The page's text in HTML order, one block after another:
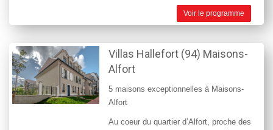
Voir le programme
Villas Hallefort (94) Maisons-
Alfort
5 maisons exceptionnelles à Maisons-
Alfort
Au coeur du quartier d’Alfort, proche des